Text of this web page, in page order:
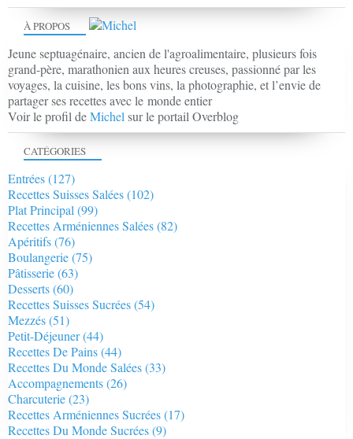
À PROPOS
Jeune septuagénaire, ancien de l'agroalimentaire, plusieurs fois
grand-père, marathonien aux heures creuses, passionné par les
voyages, la cuisine, les bons vins, la photographie, et l’envie de
partager ses recettes avec le monde entier
Voir le profil deMichel sur le portail Overblog
CATÉGORIES
Entrées(127)
Recettes Suisses Salées(102)
Plat Principal (99)
Recettes Arméniennes Salées(82)
Apéritifs(76)
Boulangerie(75)
Pâtisserie(63)
Desserts(60)
Recettes Suisses Sucrées(54)
Mezzés(51)
Petit-Déjeuner(44)
Recettes De Pains(44)
Recettes Du Monde Salées(33)
Accompagnements(26)
Charcuterie(23)
Recettes Arméniennes Sucrées(17)
Recettes Du Monde Sucrées(9)